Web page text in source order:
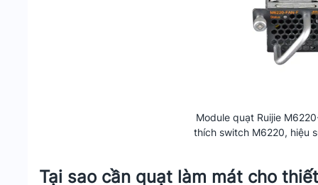
Module quạt Ruijie
thích switch M6220, hiệu
Tại sao cần quạt làm mát cho